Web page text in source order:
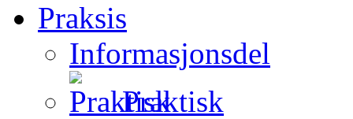
Praksis
Informasjonsdel
Praktisk